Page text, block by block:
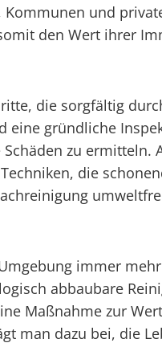
und
den Wert ihrer
die sorgfältig
eine gründliche
zu ermitteln.
die
immer
abbaubare
Maßnahme zur
man dazu bei, die